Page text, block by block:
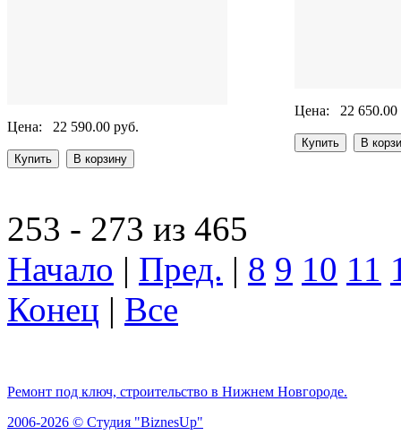
Цена: 22 590.00 руб.
Цена: 22 650.00
253 - 273 из 465
Начало | Пред. | 8 9 10 11
Конец | Все
Ремонт под ключ, строительство в Нижнем Новгороде.
2006-2026 © Студия "BiznesUp"